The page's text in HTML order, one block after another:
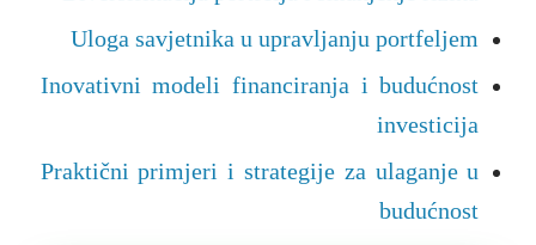
Uloga savjetnika u upravljanju portfeljem
Inovativni modeli financiranja i budućnost
investicija
Praktični primjeri i strategije za ulaganje u
budućnost